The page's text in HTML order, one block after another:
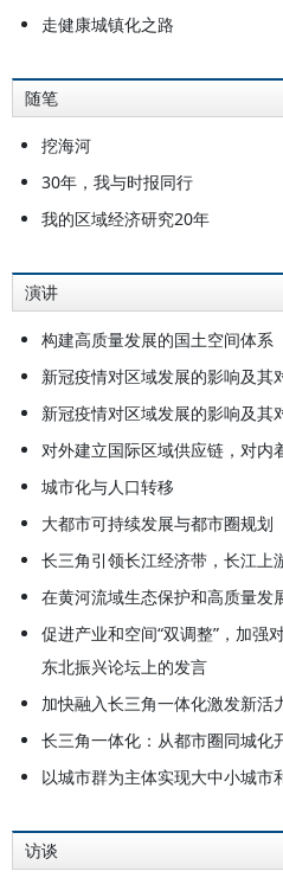
走健康城镇化之路
随笔
挖海河
30年，我与时报同行
我的区域经济研究20年
演讲
构建高质量发展的国土空间体系
新冠疫情对区域发展的影响及其
新冠疫情对区域发展的影响及其
对外建立国际区域供应链，对内
城市化与人口转移
大都市可持续发展与都市圈规划
长三角引领长江经济带，长江上
在黄河流域生态保护和高质量发
促进产业和空间“双调整”，加
东北振兴论坛上的发言
加快融入长三角一体化激发新活
长三角一体化：从都市圈同城化
以城市群为主体实现大中小城市
访谈